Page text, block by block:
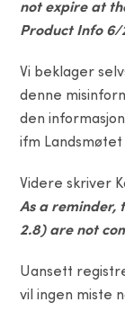
not expireat
Product Info 6/
Vi beklager
denne
den
ifm Landsmøtet
Videre skriver
As a reminder,
2.8) arenot
Uansett
vil ingen miste